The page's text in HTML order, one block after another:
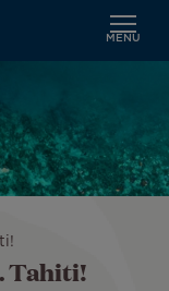
MENU
Tahiti!